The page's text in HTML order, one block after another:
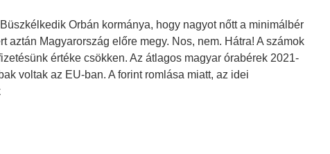
Orbán kormánya, hogy nagyot nőtt a minimálbér
aztán Magyarország előre megy. Nos, nem. Hátra! A számok
értéke csökken. Az átlagos magyar órabérek 2021-
voltak az EU-ban. A forint romlása miatt, az idei